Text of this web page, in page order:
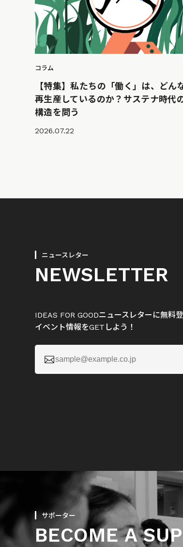
コラム
【特集】私たちの「働く」は、どん
再生産しているのか？サステナ時代
構造を問う
2026.07.22
ニュースレター
NEWSLETTER
IDEAS FOR GOODニュースレターに無料
イベント情報をGETしよう！

サポーター
BECOME A